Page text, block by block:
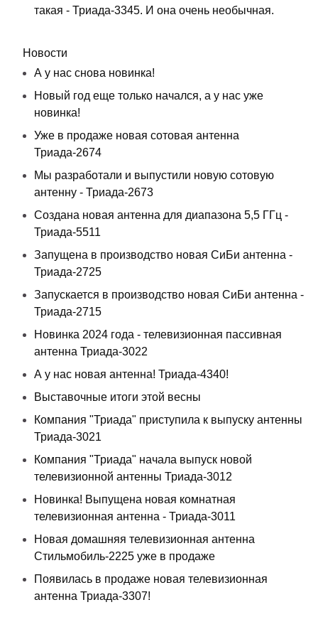
такая - Триада-3345. И она очень необычная.
Новости
А у нас снова новинка!
Новый год еще только начался, а у нас уже
новинка!
Уже в продаже новая сотовая антенна
Триада-2674
Мы разработали и выпустили новую сотовую
антенну - Триада-2673
Создана новая антенна для диапазона 5,5 ГГц -
Триада-5511
Запущена в производство новая СиБи антенна -
Триада-2725
Запускается в производство новая СиБи антенна -
Триада-2715
Новинка 2024 года - телевизионная пассивная
антенна Триада-3022
А у нас новая антенна! Триада-4340!
Выставочные итоги этой весны
Компания "Триада" приступила к выпуску антенны
Триада-3021
Компания "Триада" начала выпуск новой
телевизионной антенны Триада-3012
Новинка! Выпущена новая комнатная
телевизионная антенна - Триада-3011
Новая домашняя телевизионная антенна
Стильмобиль-2225 уже в продаже
Появилась в продаже новая телевизионная
антенна Триада-3307!